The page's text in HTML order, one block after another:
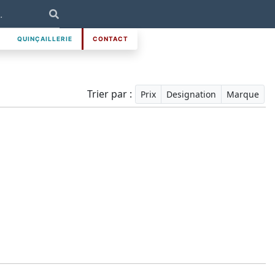
QUINÇAILLERIE CONTACT
Trier par : Prix Designation Marque